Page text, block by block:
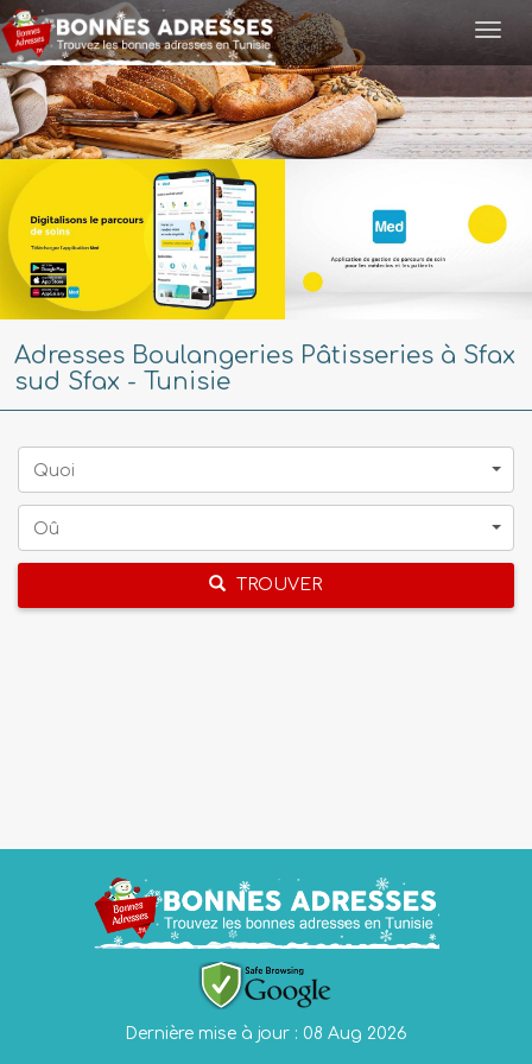
Adresses Boulangeries Pâtisseries à Sfax
sud Sfax - Tunisie
Quoi
Oû
TROUVER
Dernière mise à jour : 08 Aug 2026